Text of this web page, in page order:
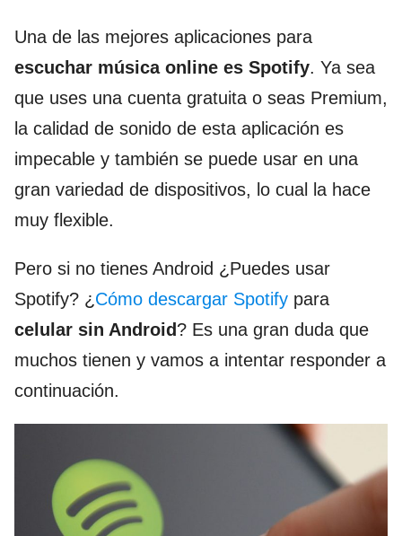
Una de las mejores aplicaciones para
escuchar música online es Spotify. Ya sea
que uses una cuenta gratuita o seas Premium,
la calidad de sonido de esta aplicación es
impecable y también se puede usar en una
gran variedad de dispositivos, lo cual la hace
muy flexible.
Pero si no tienes Android ¿Puedes usar
Spotify? ¿ Cómo descargar Spotify para
celular sin Android ? Es una gran duda que
muchos tienen y vamos a intentar responder a
continuación.